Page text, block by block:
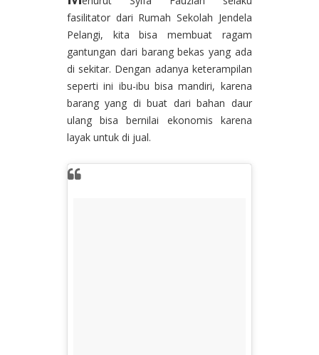
fasilitator dari Rumah Sekolah Jendela
Pelangi, kita bisa membuat ragam
gantungan dari barang bekas yang ada
di sekitar. Dengan adanya keterampilan
seperti ini ibu-ibu bisa mandiri, karena
barang yang di buat dari bahan daur
ulang bisa bernilai ekonomis karena
layak untuk di jual.